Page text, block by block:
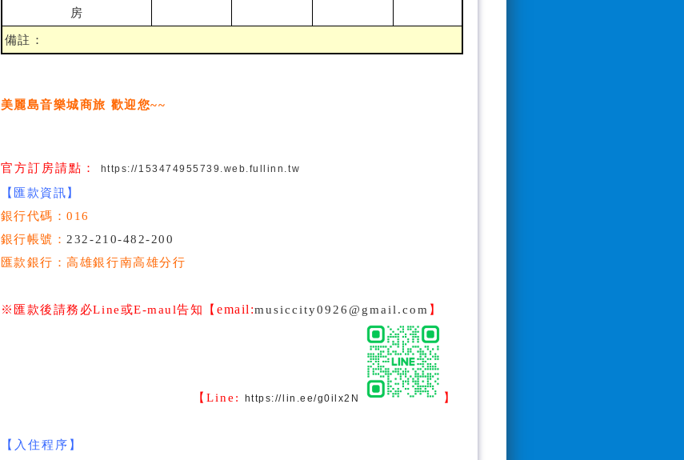
房
備註：
美麗島音樂城商旅 歡迎您~~
官方訂房請點： https://153474955739.web.fullinn.tw
【匯款資訊】
銀行代碼：016
銀行帳號： 232-210-482-200
匯款銀行：高雄銀行南高雄分行
※匯款後請務必Line或E-maul告知 【email:musiccity0926@gmail.com 】
【Line: https://lin.ee/g0ilx2N 】
【入住程序】